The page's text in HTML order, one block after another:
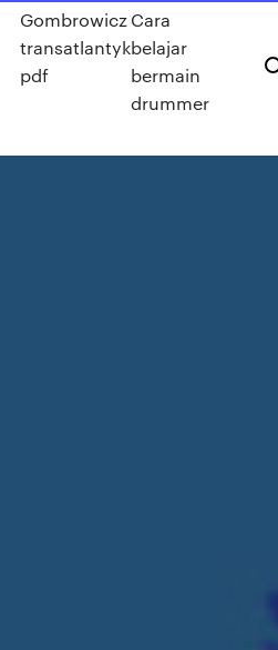
Gombrowicz
transatlantyk
pdf
Cara
belajar
bermain
drummer